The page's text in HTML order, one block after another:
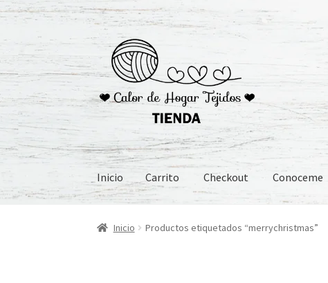
Ir
la
navegación
Ir
contenido
Inicio Carrito Checkout Conoceme
Inicio Carrito Checkout Conoceme Preguntas
Inicio Productos etiquetados “merrychristmas”